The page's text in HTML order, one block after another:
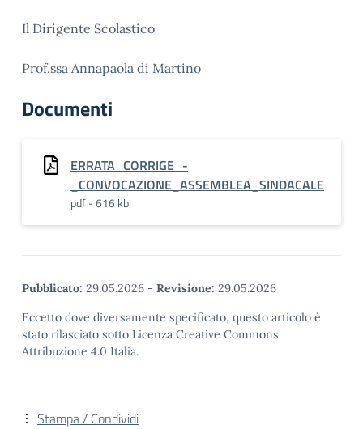
Il Dirigente Scolastico
Prof.ssa Annapaola di Martino
Documenti
ERRATA_CORRIGE_-
_CONVOCAZIONE_ASSEMBLEA_SINDACALE
pdf - 616 kb
Pubblicato: 29.05.2026 - Revisione: 29.05.2026
Eccetto dove diversamente specificato, questo articolo è
stato rilasciato sotto Licenza Creative Commons
Attribuzione 4.0 Italia.
Stampa / Condividi